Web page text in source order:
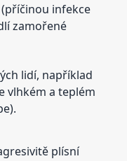
infekce
zamořené
lidí, například
vlhkém a teplém
plísní